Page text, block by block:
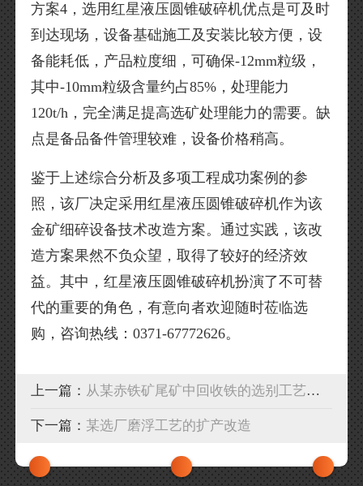
方案4，选用红星液压圆锥破碎机优点是可及时
到达现场，设备基础施工及安装比较方便，设
备能耗低，产品粒度细，可确保-12mm粒级，
其中-10mm粒级含量约占85%，处理能力
120t/h，完全满足提高选矿处理能力的需要。缺
点是备品备件管理较难，设备价格稍高。
鉴于上述综合分析及多项工程成功案例的参
照，该厂决定采用红星液压圆锥破碎机作为该
金矿细碎设备技术改造方案。通过实践，该改
造方案果然不负众望，取得了较好的经济效
益。其中，红星液压圆锥破碎机扮演了不可替
代的重要的角色，有意向者欢迎随时莅临选
购，咨询热线：0371-67772626。
上一篇： 从某赤铁矿尾矿中回收铁的选别工艺对比
下一篇： 某选厂磨浮工艺的扩产改造